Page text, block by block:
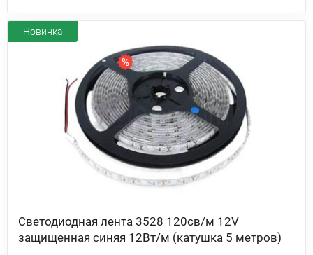
Светодиодная лента 3528 120св/м 12V
защищенная синяя 12Вт/м (катушка 5 метров)
Новинка